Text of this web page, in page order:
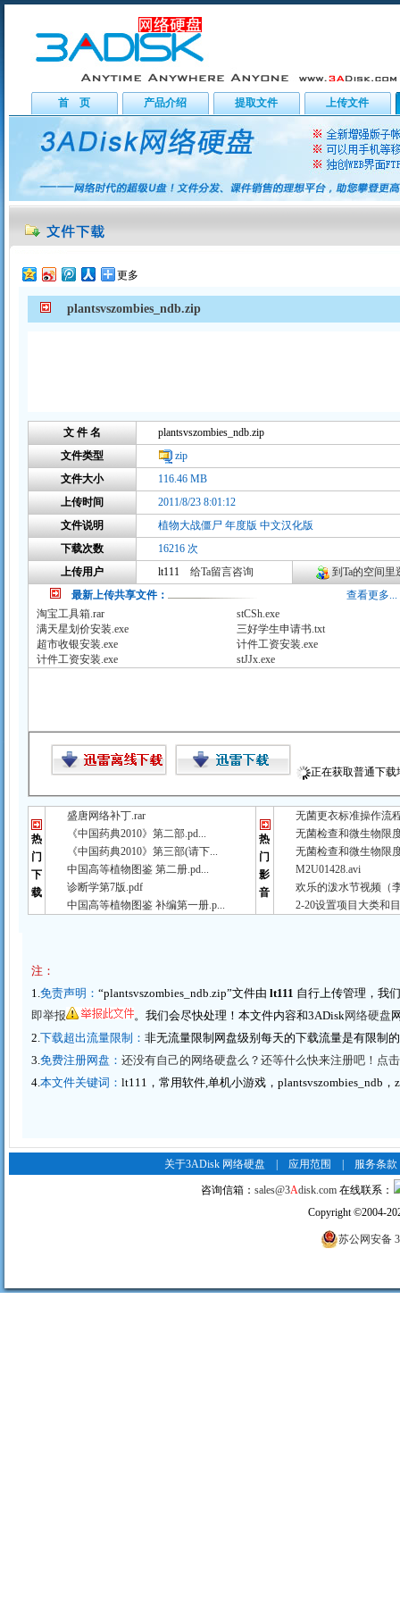
首 页 产品介绍 提取文件 上传文件
更多
plantsvszombies_ndb.zip
文 件 名
plantsvszombies_ndb.zip
文件类型
zip
文件大小
116.46 MB
上传时间
2011/8/23 8:01:12
文件说明
植物大战僵尸 年度版 中文汉化版
下载次数
16216 次
上传用户
lt111 给Ta留言咨询
到Ta的空间里
最新上传共享文件：
查看更多...
淘宝工具箱.rar
stCSh.exe
满天星划价安装.exe
三好学生申请书.txt
超市收银安装.exe
计件工资安装.exe
计件工资安装.exe
stJJx.exe
正在获取普通下载
热
门
下
载
盛唐网络补丁.rar
《中国药典2010》第二部.pd...
《中国药典2010》第三部(请下...
中国高等植物图鉴 第二册.pd...
诊断学第7版.pdf
中国高等植物图鉴 补编第一册.p...
热
门
影
音
无菌更衣标准操作流
无菌检查和微生物限
无菌检查和微生物限
M2U01428.avi
欢乐的泼水节视频（
2-20设置项目大类和
注：
1.免责声明：“plantsvszombies_ndb.zip”文件由lt111 自行上传管理，我
即举报
。我们会尽快处理！本文件内容和3ADisk网络硬盘
2.下载超出流量限制：非无流量限制网盘级别每天的下载流量是有限制
3.免费注册网盘：还没有自己的网络硬盘么？还等什么快来注册吧！点
4.本文件关键词：lt111，常用软件,单机小游戏，plantsvszombies_ndb，
关于3ADisk 网络硬盘 |应用范围 服务条款
咨询信箱：sales@3Adisk.com 在线联系：
Copyright©2004-
苏公网安备